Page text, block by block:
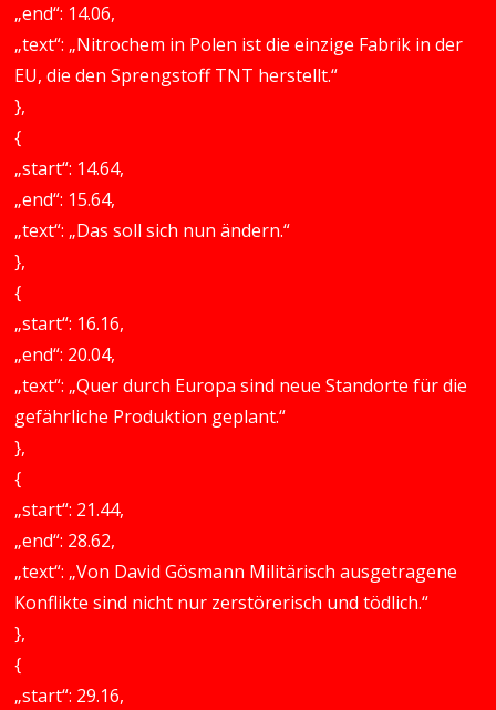
„end“: 14.06,
„text“: „Nitrochem in Polen ist die einzige Fabrik in der
EU, die den Sprengstoff TNT herstellt.“
},
{
„start“: 14.64,
„end“: 15.64,
„text“: „Das soll sich nun ändern.“
},
{
„start“: 16.16,
„end“: 20.04,
„text“: „Quer durch Europa sind neue Standorte für die
gefährliche Produktion geplant.“
},
{
„start“: 21.44,
„end“: 28.62,
„text“: „Von David Gösmann Militärisch ausgetragene
Konflikte sind nicht nur zerstörerisch und tödlich.“
},
{
„start“: 29.16,